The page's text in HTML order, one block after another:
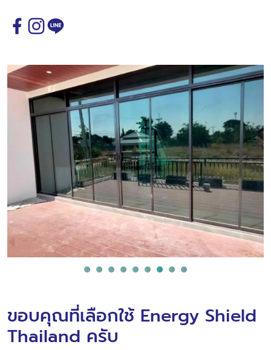
ขอบคุณที่เลือกใช้ Energy Shield
Thailand ครับ